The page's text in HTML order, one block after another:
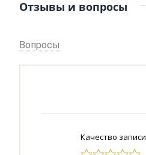
Отзывы и вопросы
Вопросы
Качество записи